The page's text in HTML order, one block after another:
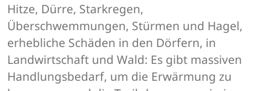
Hitze, Dürre, Starkregen,
Überschwemmungen, Stürmen und Hagel,
erhebliche Schäden in den Dörfern, in
Landwirtschaft und Wald: Es gibt massiven
Handlungsbedarf, um die Erwärmung zu